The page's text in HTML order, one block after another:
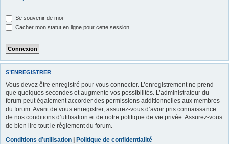
Se souvenir de moi
Cacher mon statut en ligne pour cette session
S’ENREGISTRER
Vous devez être enregistré pour vous connecter. L’enregistrement ne prend
que quelques secondes et augmente vos possibilités. L’administrateur du
forum peut également accorder des permissions additionnelles aux membres
du forum. Avant de vous enregistrer, assurez-vous d’avoir pris connaissance
de nos conditions d’utilisation et de notre politique de vie privée. Assurez-vous
de bien lire tout le règlement du forum.
Conditions d’utilisation | Politique de confidentialité